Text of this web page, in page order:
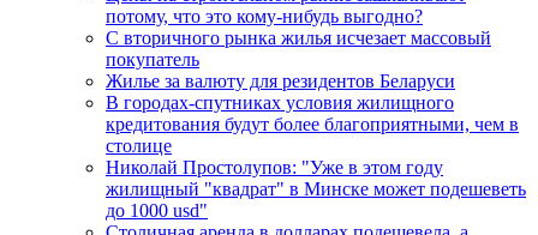
потому, что это кому-нибудь выгодно?
С вторичного рынка жилья исчезает массовый
покупатель
Жилье за валюту для резидентов Беларуси
В городах-спутниках условия жилищного
кредитования будут более благоприятными, чем в
столице
Николай Простолупов: "Уже в этом году
жилищный "квадрат" в Минске может подешеветь
до 1000 usd"